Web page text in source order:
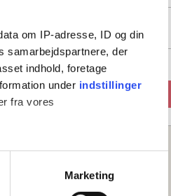
om IP-adresse, ID og din
samarbejdspartnere, der
indhold, foretage
under indstillinger
fra vores
Marketing
1 værelse, 2 personer
Opdater søgning